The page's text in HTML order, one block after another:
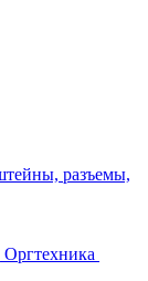
разъемы,